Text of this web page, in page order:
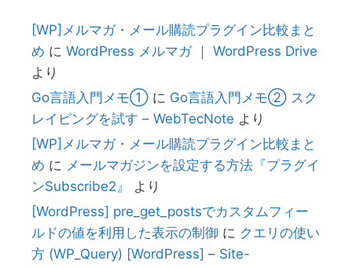
[WP]メルマガ・メール購読プラグイン比較まと
め に WordPress メルマガ ｜ WordPress Drive
より
Go言語入門メモ① に Go言語入門メモ② スク
レイピングを試す – WebTecNote より
[WP]メルマガ・メール購読プラグイン比較まと
め に メールマガジンを設定する方法『プラグイ
ンSubscribe2』
より
[WordPress] pre_get_postsでカスタムフィー
ルドの値を利用した表示の制御 に クエリの使い
方 (WP_Query) [WordPress] – Site-